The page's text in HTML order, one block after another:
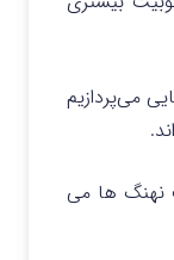
می‌پردازیم
نهنگ ها می